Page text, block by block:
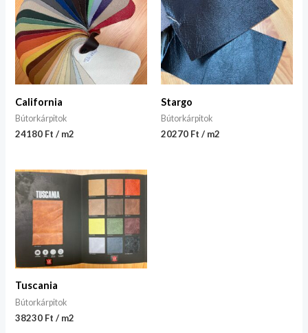
California
Bútorkárpitok
24180 Ft / m2
Stargo
Bútorkárpitok
20270 Ft / m2
Tuscania
Bútorkárpitok
38230 Ft / m2